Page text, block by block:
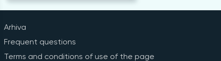
Arhiva
Frequent questions
Terms and conditions of use of the page